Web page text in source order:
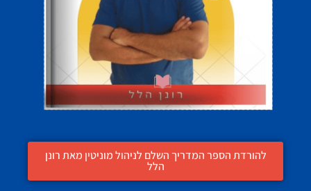
להורדת הספר המדריך השלם לניהול מוניטין מאת רונן
הלל